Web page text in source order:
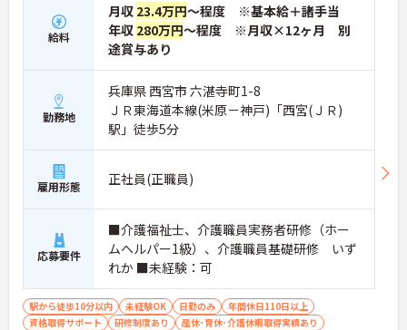
給料
月収 23.4万円～程度 ※基本給＋諸手当
年収 280万円～程度 ※月収×12ヶ月 別
途賞与あり
勤務地
兵庫県 西宮市 六湛寺町1-8
ＪＲ東海道本線(米原－神戸)「西宮(ＪＲ)
駅」徒歩5分
雇用形態 正社員(正職員)
応募要件
■介護福祉士、介護職員実務者研修（ホー
ムヘルパー1級）、介護職員基礎研修 いず
れか ■未経験：可
駅から徒歩10分以内 未経験OK 日勤のみ
年間休日110日以上
資格取得サポート
研修制度あり
産休･育休･介護休暇取得実績あり